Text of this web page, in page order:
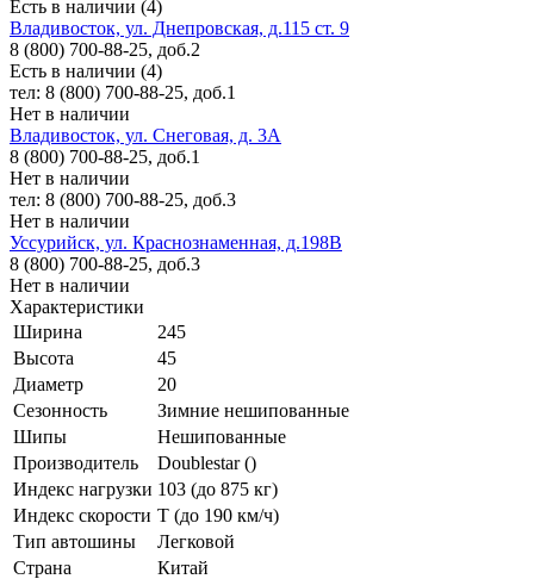
Есть в наличии (4)
Владивосток, ул. Днепровская, д.115 ст. 9
8 (800) 700-88-25, доб.2
Есть в наличии (4)
тел: 8 (800) 700-88-25, доб.1
Нет в наличии
Владивосток, ул. Снеговая, д. 3А
8 (800) 700-88-25, доб.1
Нет в наличии
тел: 8 (800) 700-88-25, доб.3
Нет в наличии
Уссурийск, ул. Краснознаменная, д.198В
8 (800) 700-88-25, доб.3
Нет в наличии
Характеристики
Ширина
245
Высота
45
Диаметр
20
Сезонность
Зимние нешипованные
Шипы
Нешипованные
Производитель
Doublestar ()
Индекс нагрузки 103 (до 875 кг)
Индекс скорости T (до 190 км/ч)
Тип автошины
Легковой
Страна
Китай